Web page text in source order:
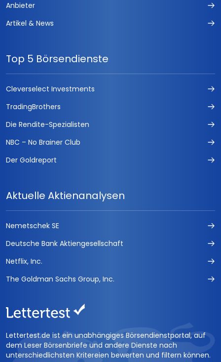
Anbieter
Artikel & News
Top 5 Börsendienste
Cleverselect Investments
TradingBrothers
Die Rendite-Spezialisten
NBC – No Brainer Club
Der Goldreport
Aktuelle Aktienanalysen
Nemetschek SE
Deutsche Bank Aktiengesellschaft
Netflix, Inc.
The Goldman Sachs Group, Inc.
Lettertest.de ist ein unabhängiges Börsendienstportal, auf
dem Leser Börsenbriefe und andere Dienste nach
unterschiedlichsten Kritereien bewerten und filtern können.